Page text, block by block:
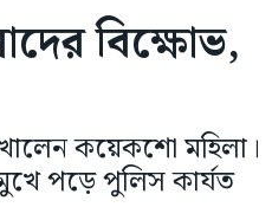
বিক্ষোভ,
কয়েকশো মহিলা।
মুখে পড়ে পুলিস কার্যত